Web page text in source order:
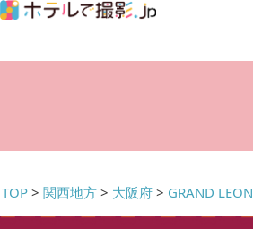
TOP > 関西地方 > 大阪府 > GRAND LEON